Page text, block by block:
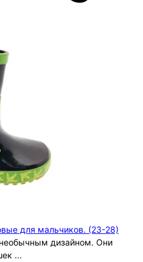
для мальчиков. (23-28)
дизайном. Они
...